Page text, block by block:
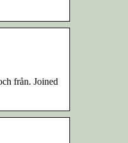
från. Joined